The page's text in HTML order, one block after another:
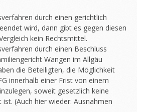
durch einen gerichtlich
wird, dann gibt es gegen diesen
kein Rechtsmittel.
durch einen Beschluss
Wangen im Allgäu
die Beteiligten, die Möglichkeit
innerhalb einer Frist von einem
soweit gesetzlich keine
(Auch hier wieder: Ausnahmen